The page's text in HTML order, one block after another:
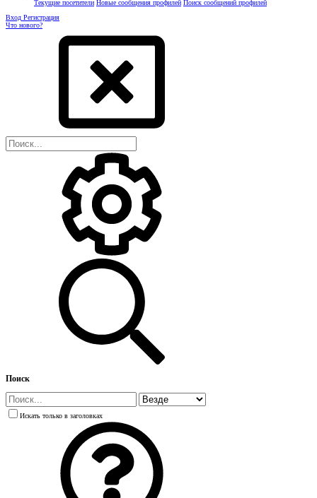
Текущие посетители Новые сообщения профилей Поиск сообщений профилей
Вход Регистрация
Что нового?
Поиск
Искать только в заголовках